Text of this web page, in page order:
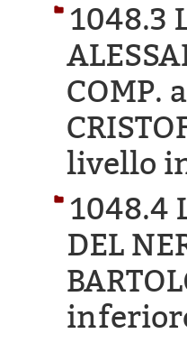
1048.3
COMP.
livello
1048.4
DEL